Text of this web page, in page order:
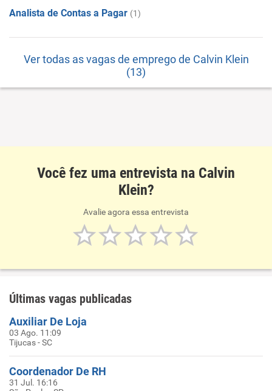
Analista de Contas a Pagar (1)
Ver todas as vagas de emprego de Calvin Klein
(13)
Você fez uma entrevista na Calvin
Klein?
Avalie agora essa entrevista
Últimas vagas publicadas
Auxiliar De Loja
03 Ago. 11:09
Tijucas - SC
Coordenador De RH
31 Jul. 16:16